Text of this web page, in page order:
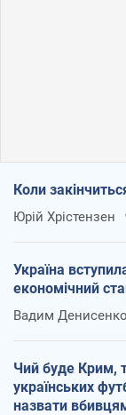
Коли
Юрій Хрістензен
Україна
економічний
Вадим Денисенко
Чий буде Крим,
українських
назвати